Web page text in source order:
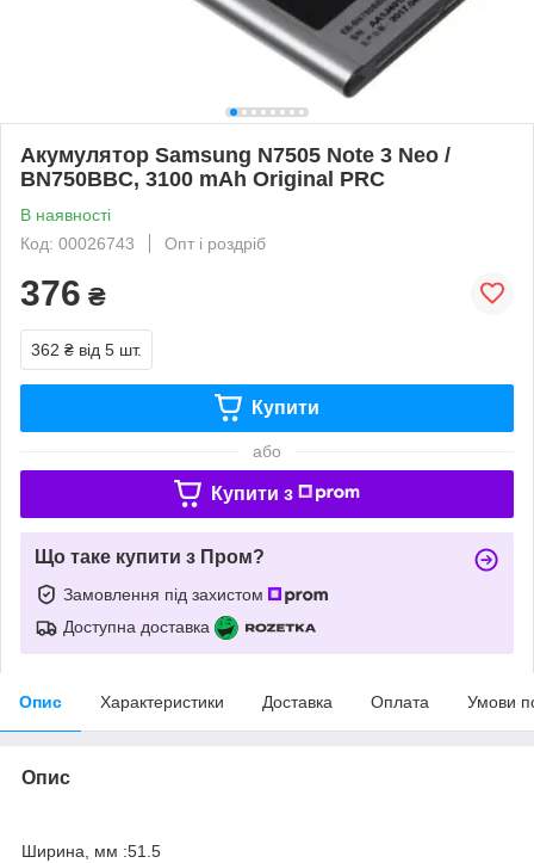
Акумулятор Samsung N7505 Note 3 Neo /
BN750BBC, 3100 mAh Original PRC
В наявності
Код: 00026743
Опт і роздріб
376 ₴
362 ₴ від 5 шт.
Купити
або
Купити з
Що таке купити з Пром?
Замовлення під захистом
Доступна доставка
Опис Характеристики Доставка Оплата Умови
Опис
Ширина, мм :51.5